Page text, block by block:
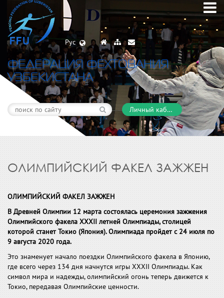
Рус
ФЕДЕРАЦИЯ ФЕХТОВАНИЯ
УЗБЕКИСТАНА
Личный кабинет
ОЛИМПИЙСКИЙ ФАКЕЛ ЗАЖЖЕН
ОЛИМПИЙСКИЙ ФАКЕЛ ЗАЖЖЕН
В Древней Олимпии 12 марта состоялась церемония зажжения
Олимпийского факела XXXII летней Олимпиады, столицей
которой станет Токио (Япония). Олимпиада пройдет с 24 июля по
9 августа 2020 года.
Это знаменует начало поездки Олимпийского факела в Японию,
где всего через 134 дня начнутся игры XXXII Олимпиады. Как
символ мира и надежды, олимпийский огонь теперь движется к
Токио, передавая Олимпийские ценности.